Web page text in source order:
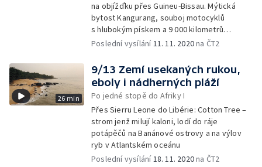
na objížďku přes Guineu-Bissau. Mýtická
bytost Kangurang, souboj motocyklů
s hlubokým pískem a 9 000 kilometrů
na tachometru
Poslední vysílání11. 11. 2020na ČT2
26 min
9/13 Zemí usekaných rukou,
eboly i nádherných pláží
Po jedné stopě do Afriky I
Přes Sierru Leone do Libérie: Cotton Tree –
strom jenž milují kaloni, lodí do ráje
potápěčů na Banánové ostrovy a na výlov
ryb v Atlantském oceánu
Poslední vysílání18. 11. 2020na ČT2